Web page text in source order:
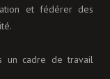
et fédérer des
un cadre de travail